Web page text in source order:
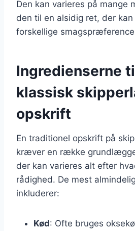
Den kan varieres på mange
den til en alsidig ret, der kan
forskellige
Ingredienserne
klassisk
opskrift
En traditionel opskrift på
kræver en række
der kan varieres alt efter
rådighed. De mest
inkluderer:
Kød: Ofte bruges